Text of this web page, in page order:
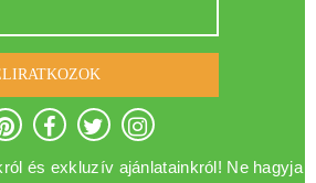
és exkluzív ajánlatainkról! Ne hagyja